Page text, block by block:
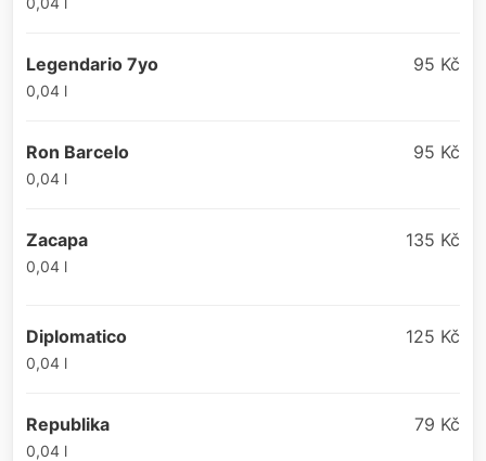
Legendario 7yo 95 Kč
0,04 l
Ron Barcelo 95 Kč
0,04 l
Zacapa 135 Kč
0,04 l
Diplomatico 125 Kč
0,04 l
Republika 79 Kč
0,04 l